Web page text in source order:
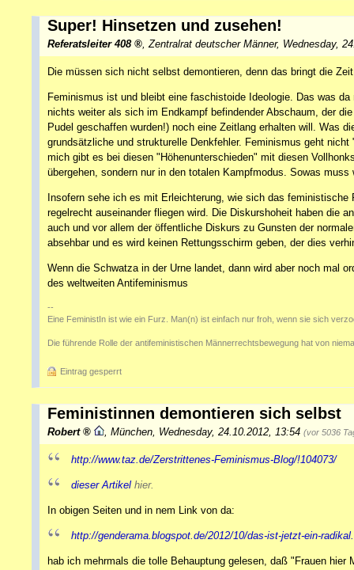
Super! Hinsetzen und zusehen!
Referatsleiter 408 ,Zentralrat deutscher Männer, Wednesday,
Die müssen sich nicht selbst demontieren, denn das bringt die
Feminismus ist und bleibt eine faschistoide Ideologie. Das was
nichts weiter als sich im Endkampf befindender Abschaum, der
Pudel geschaffen wurden!) noch eine Zeitlang erhalten will. Was
grundsätzliche und strukturelle Denkfehler. Feminismus geht
mich gibt es bei diesen "Höhenunterschieden" mit diesen
übergehen, sondern nur in den totalen Kampfmodus. Sowas
Insofern sehe ich es mit Erleichterung, wie sich das
regelrecht auseinander fliegen wird. Die Diskurshoheit haben die
auch und vor allem der öffentliche Diskurs zu Gunsten der
absehbar und es wird keinen Rettungsschirm geben, der dies
Wenn die Schwatza in der Urne landet, dann wird aber noch mal
des weltweiten Antifeminismus
--
Eine FeministIn ist wie ein Furz. Man(n) ist einfach nur froh, wenn sie sich
Die führende Rolle der antifeministischen Männerrechtsbewegung hat von
Eintrag gesperrt
Feministinnen demontieren sich selbst
Robert München Wednesday, 24.10.2012, 13:54 (vor 5036
http://www.taz.de/Zerstrittenes-Feminismus-Blog/!104073/
dieser Artikel hier.
In obigen Seiten und in nem Link von da:
http://genderama.blogspot.de/2012/10/das-ist-jetzt-ein-
hab ich mehrmals die tolle Behauptung gelesen, daß "Frauen